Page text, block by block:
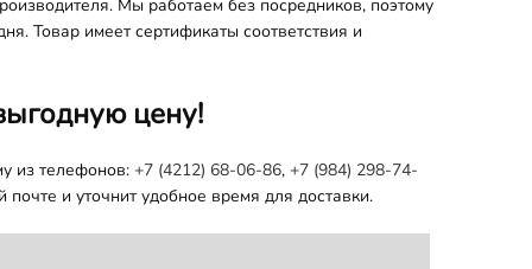
Мы работаем без посредников, поэтому
Товар имеет сертификаты соответствия и
цену!
из телефонов: +7 (4212) 68-06-86, +7 (984) 298-74-
и уточнит удобное время для доставки.